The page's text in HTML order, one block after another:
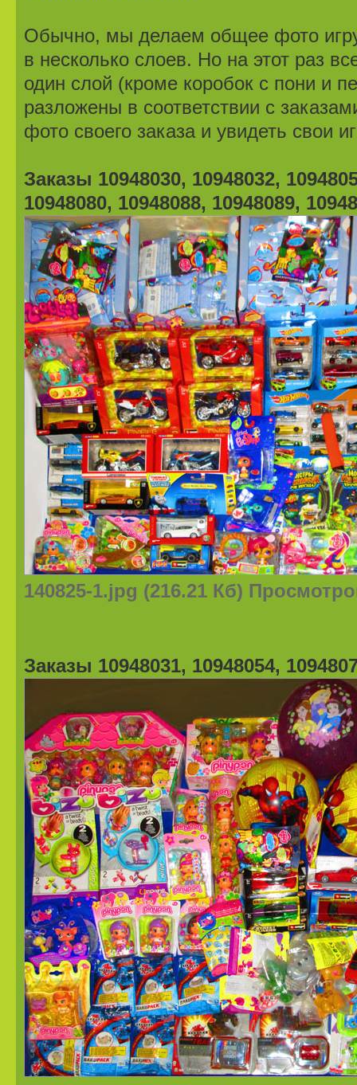
Обычно, мы делаем общее фото
в несколько слоев. Но на этот раз
один слой (кроме коробок с пони и
разложены в соответствии с
фото своего заказа и увидеть свои
Заказы 10948030, 10948032,
10948080, 10948088, 10948089,
140825-1.jpg (216.21 Кб)
Заказы 10948031, 10948054,